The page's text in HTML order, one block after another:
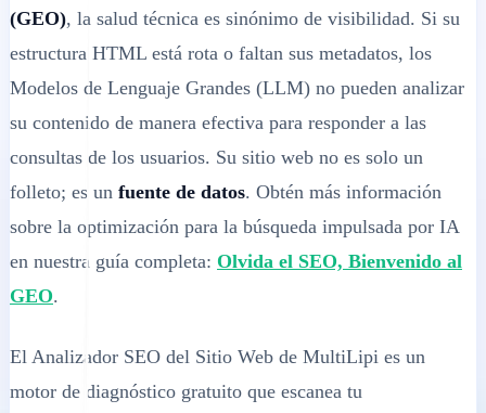
(GEO), la salud técnica es sinónimo de visibilidad. Si su
estructura HTML está rota o faltan sus metadatos, los
Modelos de Lenguaje Grandes (LLM) no pueden analizar
su contenido de manera efectiva para responder a las
consultas de los usuarios. Su sitio web no es solo un
folleto; es un fuente de datos. Obtén más información
sobre la optimización para la búsqueda impulsada por IA
en nuestra guía completa: Olvida el SEO, Bienvenido al
GEO.
El Analizador SEO del Sitio Web de MultiLipi es un
motor de diagnóstico gratuito que escanea tu